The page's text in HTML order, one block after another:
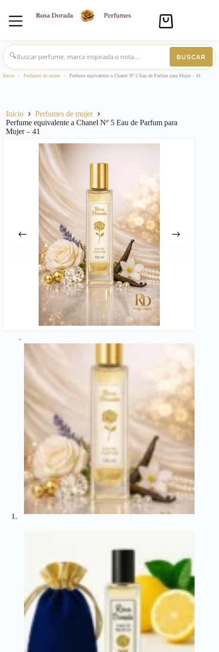
Saltar
al
contenido
Carro
compra
🔍
BUSCAR
Inicio › Perfumes de mujer › Perfume equivalente a Chanel Nº 5 Eau de Parfum para Mujer – 41
Inicio
Perfumes de mujer
Perfume equivalente a Chanel Nº 5 Eau de Parfum para
Mujer – 41